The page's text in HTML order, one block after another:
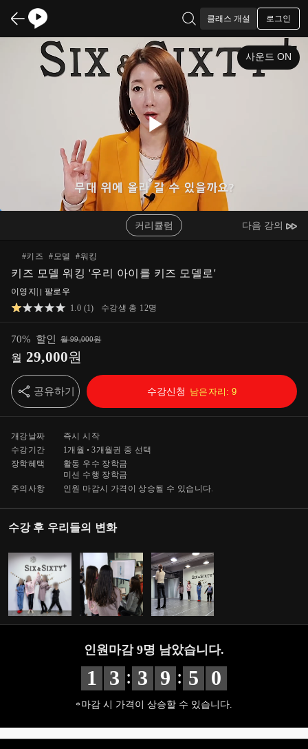
클래스 개설 로그인
Play
Video
사운드 ON
커리큘럼 다음 강의
#키즈 #모델 #워킹
키즈 모델 워킹 '우리 아이를 키즈 모델로'
이영지
팔로우
1.0 (1) 수강생 총 12명
70% 할인 월99,000원
월 29,000원
공유하기 수강신청 남은자리: 9
개강날짜
즉시 시작
수강기간
1개월 3개월 권 중 선택
장학혜택
활동 우수 장학금
미션 수행 장학금
주의사항
인원 마감시 가격이 상승될 수 있습니다.
수강 후 우리들의 변화
인원마감 9명 남았습니다.
1 3 : 3 9 : 4 9
마감 시 가격이 상승할 수 있습니다.